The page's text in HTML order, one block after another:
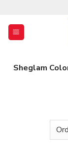
contenido
Sheglam